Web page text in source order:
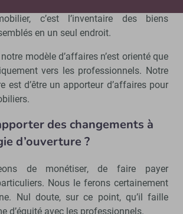
c’est l’inventaire des biens
en un seul endroit.
modèle d’affaires n’est orienté que
vers les professionnels. Notre
est d’être un apporteur d’affaires pour
des changements à
d’ouverture ?
de monétiser, de faire payer
Nous le ferons certainement
Nul doute, sur ce point, qu’il faille
d’équité avec les professionnels.